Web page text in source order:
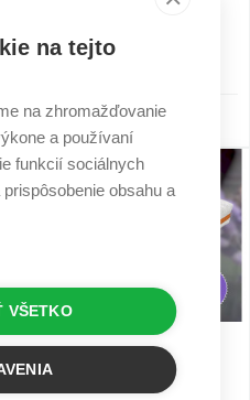
expedujeme do 48 hod
6 r. záruka
-20%
Medový matrac penový 26
cm
na tejto
na zhromažďovanie
a používaní
funkcií sociálnych
obsahu a
VŠETKO